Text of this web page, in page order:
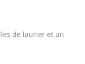
de laurier et un